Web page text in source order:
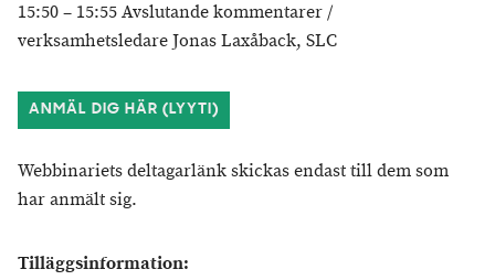
15:50 – 15:55 Avslutande kommentarer /
verksamhetsledare Jonas Laxåback, SLC
ANMÄL DIG HÄR (LYYTI)
Webbinariets deltagarlänk skickas endast till dem som
har anmält sig.
Tilläggsinformation: